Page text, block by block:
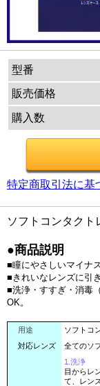
型番
販売価格
購入数
特定商取引法に基
ソフトコンタクト
●商品説明
■瞳にやさしいマイナ
■きれいなレンズに引
■洗浄・すすぎ・消毒
OK。
用途
ソフトコ
対応レンズ
全てのソ
1.洗浄
目からレ
て、レン